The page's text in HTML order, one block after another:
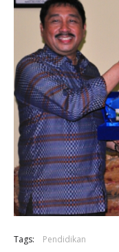
Tags: Pendidikan